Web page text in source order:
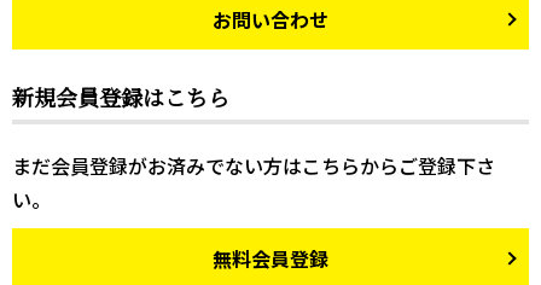
新規会員登録はこちら
まだ会員登録がお済みでない方はこちらからご登録下さ
い。
無料会員登録
お問い合わせ